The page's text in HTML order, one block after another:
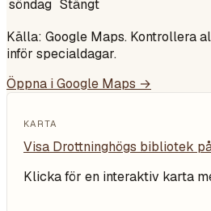
söndag Stängt
Källa: Google Maps. Kontrollera
inför specialdagar.
Öppna i Google Maps →
KARTA
Visa Drottninghögs bibliotek
Klicka för en interaktiv karta